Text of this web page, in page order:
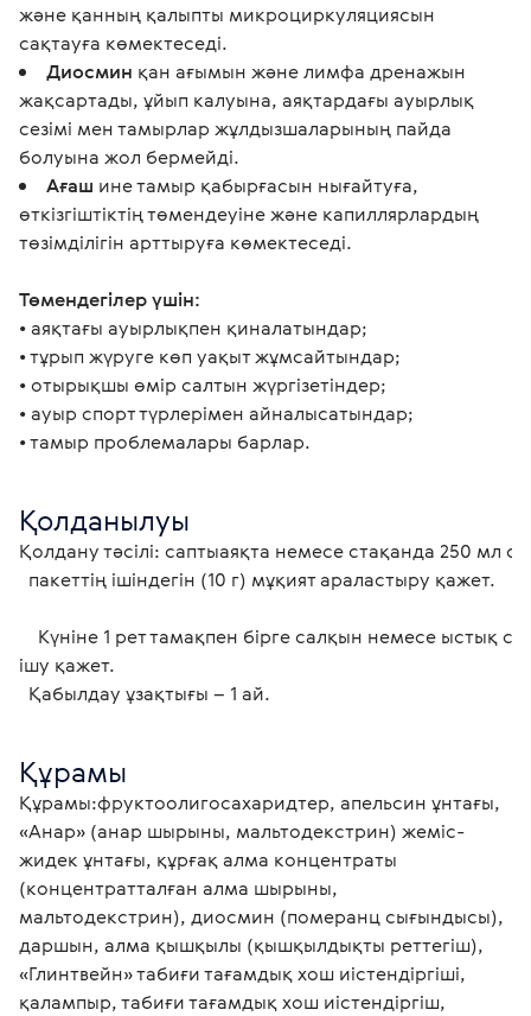
және қанның қалыпты микроциркуляциясын
сақтауға көмектеседі.
Диосмин қан ағымын және лимфа дренажын
жақсартады, ұйып калуына, аяқтардағы ауырлық
сезімі мен тамырлар жұлдызшаларының пайда
болуына жол бермейді.
Ағаш ине тамыр қабырғасын нығайтуға,
өткізгіштіктің төмендеуіне және капиллярлардың
төзімділігін арттыруға көмектеседі.
Төмендегілер үшін:
• аяқтағы ауырлықпен қиналатындар;
• тұрып жүруге көп уақыт жұмсайтындар;
• отырықшы өмір салтын жүргізетіндер;
• ауыр спорт түрлерімен айналысатындар;
• тамыр проблемалары барлар.
Қолданылуы
Қолдану тәсілі: саптыаяқта немесе стақанда 250 мл
  пакеттің ішіндегін (10 г) мұқият араластыру қажет.
ішу қажет.
  Қабылдау ұзақтығы – 1 ай.
Құрамы
Құрамы:фруктоолигосахаридтер, апельсин ұнтағы,
«Анар» (анар шырыны, мальтодекстрин) жеміс-
жидек ұнтағы, құрғақ алма концентраты
(концентратталған алма шырыны,
мальтодекстрин), диосмин (померанц сығындысы),
даршын, алма қышқылы (қышқылдықты реттегіш),
«Глинтвейн» табиғи тағамдық хош иістендіргіші,
қалампыр, табиғи тағамдық хош иістендіргіш,